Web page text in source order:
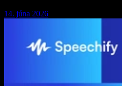
14. júna 2026